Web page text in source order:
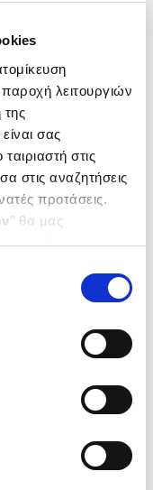
λειτουργιών
σας
στις
στις αναζητήσεις
προτάσεις.
’’ θα μας
παραπάνω.
παρακάτω με την
σχετικά με